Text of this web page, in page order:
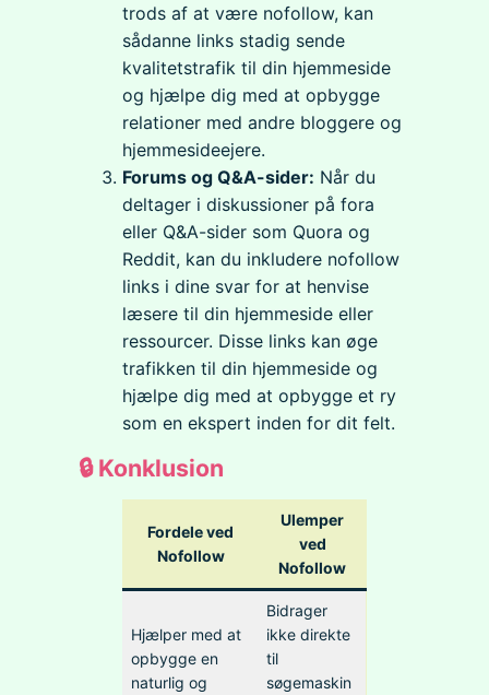
trods af at være nofollow, kan
sådanne links stadig sende
kvalitetstrafik til din hjemmeside
og hjælpe dig med at opbygge
relationer med andre bloggere og
hjemmesideejere.
Forums og Q&A-sider: Når du
deltager i diskussioner på fora
eller Q&A-sider som Quora og
Reddit, kan du inkludere nofollow
links i dine svar for at henvise
læsere til din hjemmeside eller
ressourcer. Disse links kan øge
trafikken til din hjemmeside og
hjælpe dig med at opbygge et ry
som en ekspert inden for dit felt.
🔒 Konklusion
Fordele ved
Nofollow
Ulemper
ved
Nofollow
Hjælper med at
opbygge en
naturlig og
Bidrager
ikke direkte
til
søgemaskin